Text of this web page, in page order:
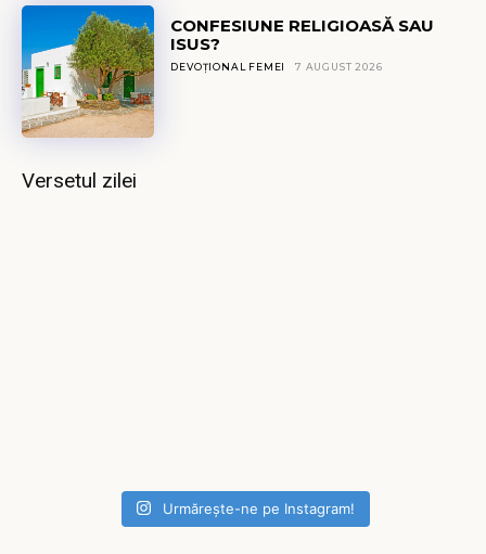
CONFESIUNE RELIGIOASĂ SAU
ISUS?
DEVOȚIONAL FEMEI 7 AUGUST 2026
Versetul zilei
Urmărește-ne pe Instagram!